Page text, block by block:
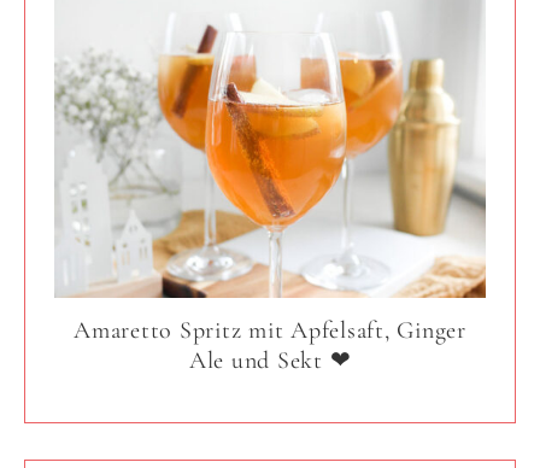
Amaretto Spritz mit Apfelsaft, Ginger
Ale und Sekt ❤